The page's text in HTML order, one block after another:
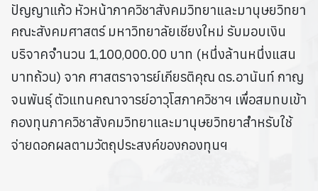
ปัญญาแก้ว หัวหน้าภาควิชาสังคมวิทยาและมานุษยวิทยา
คณะสังคมศาสตร์ มหาวิทยาลัยเชียงใหม่ รับมอบเงิน
บริจาคจำนวน 1,100,000.00 บาท (หนึ่งล้านหนึ่งแสน
บาทถ้วน) จาก ศาสตราจารย์เกียรติคุณ ดร.อานันท์ กาญ
จนพันธุ์ ตัวแทนคณาจารย์อาวุโสภาควิชาฯ เพื่อสมทบเข้า
กองทุนภาควิชาสังคมวิทยาและมานุษยวิทยาสำหรับใช้
จ่ายดอกผลตามวัตถุประสงค์ของกองทุนฯ